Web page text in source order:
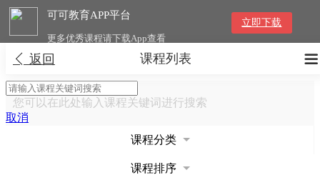
可可教育APP平台
更多优秀课程请下载App查看
立即下载
 返回 
课程列表
您可以在此处输入课程关键词进行搜索
取消
课程分类
课程排序